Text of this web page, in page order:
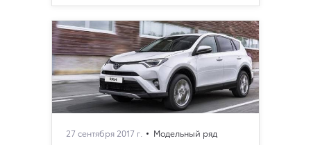
27 сентября 2017 г. Модельный ряд